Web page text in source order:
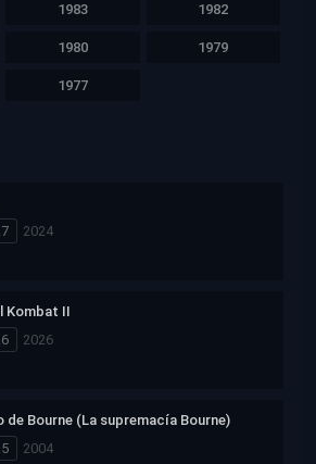
1983 1982
1980 1979
1977
2024
Kombat II
2026
de Bourne (La supremacía Bourne)
2004